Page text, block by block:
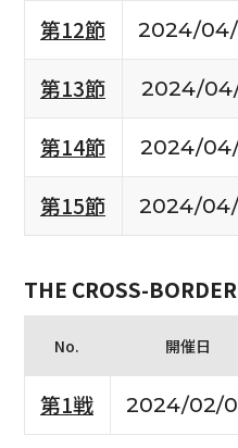
第12節
2024/
第13節
2024/
第14節
2024/
第15節
2024/
THE CROSS-
No. 開催日
第1戦 2024/02/